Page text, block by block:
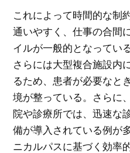
これによって時間的な制
通いやすく、仕事の合間
イルが一般的となってい
さらには大型複合施設内
るため、患者が必要なと
境が整っている。さらに
院や診療所では、迅速な
備が導入されている例が
ニカルパスに基づく効率